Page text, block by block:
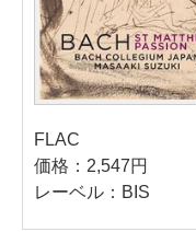
FLAC
価格：2,547円
レーベル：BIS